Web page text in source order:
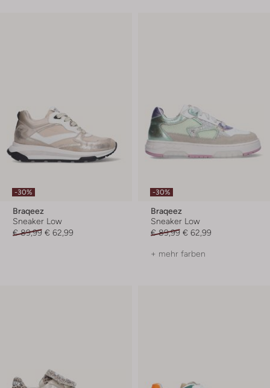
-30%
Braqeez
Sneaker Low
€ 89,99 € 62,99
-30%
Braqeez
Sneaker Low
€ 89,99 € 62,99
+ mehr farben